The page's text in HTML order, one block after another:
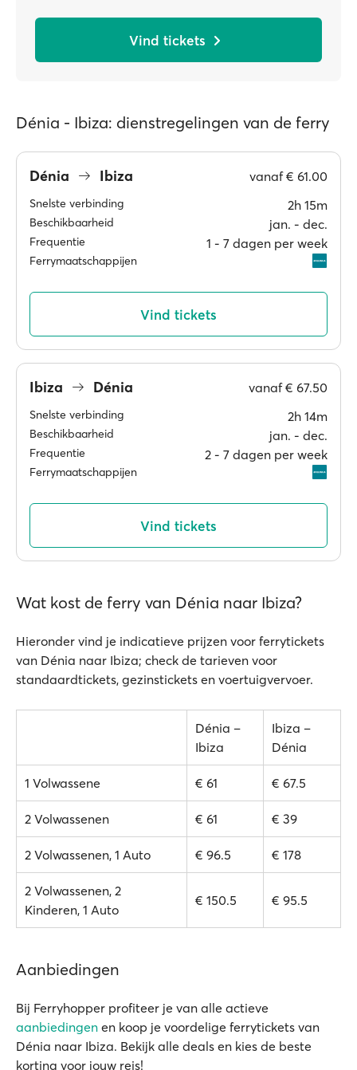
Vind tickets
Dénia - Ibiza: dienstregelingen van de ferry
Dénia Ibiza vanaf€ 61.00
Snelste verbinding 2h 15m
Beschikbaarheid jan. ‐ dec.
Frequentie 1 ‐ 7 dagen per week
Ferrymaatschappijen
Vind tickets
Ibiza Dénia vanaf€ 67.50
Snelste verbinding 2h 14m
Beschikbaarheid jan. ‐ dec.
Frequentie 2 ‐ 7 dagen per week
Ferrymaatschappijen
Vind tickets
Wat kost de ferry van Dénia naar Ibiza?
Hieronder vind je indicatieve prijzen voor ferrytickets
van Dénia naar Ibiza; check de tarieven voor
standaardtickets, gezinstickets en voertuigvervoer.
Dénia –
Ibiza
Ibiza –
Dénia
1 Volwassene € 61 € 67.5
2 Volwassenen € 61 € 39
2 Volwassenen, 1 Auto € 96.5 € 178
2 Volwassenen, 2
Kinderen, 1 Auto
€ 150.5 € 95.5
Aanbiedingen
Bij Ferryhopper profiteer je van alle actieve
aanbiedingen en koop je voordelige ferrytickets van
Dénia naar Ibiza. Bekijk alle deals en kies de beste
korting voor jouw reis!